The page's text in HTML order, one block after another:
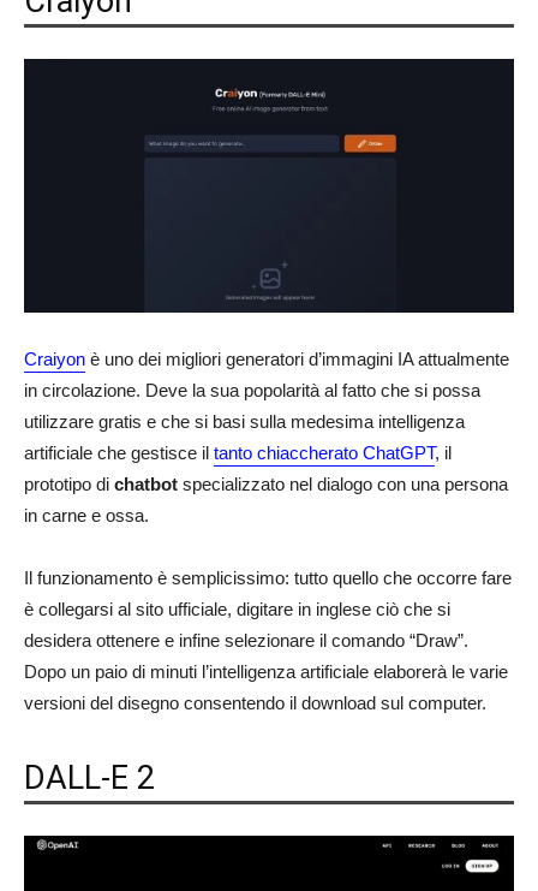
Craiyon è uno dei migliori generatori d’immagini IA attualmente
in circolazione. Deve la sua popolarità al fatto che si possa
utilizzare gratis e che si basi sulla medesima intelligenza
artificiale che gestisce il tanto chiaccherato ChatGPT, il
prototipo di chatbot specializzato nel dialogo con una persona
in carne e ossa.
Il funzionamento è semplicissimo: tutto quello che occorre fare
è collegarsi al sito ufficiale, digitare in inglese ciò che si
desidera ottenere e infine selezionare il comando “Draw”.
Dopo un paio di minuti l’intelligenza artificiale elaborerà le varie
versioni del disegno consentendo il download sul computer.
DALL-E 2